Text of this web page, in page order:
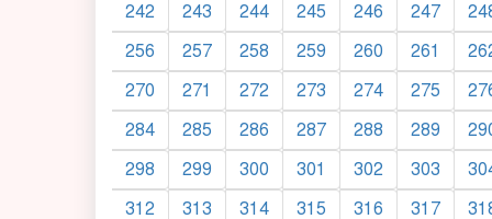
242
243 244 245 246 247
256
257 258 259 260 261
270
271 272 273 274 275
284
285 286 287 288 289
298
299 300 301 302 303
312
313 314 315 316 317